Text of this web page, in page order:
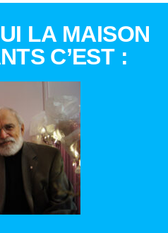
LA MAISON
C’EST :